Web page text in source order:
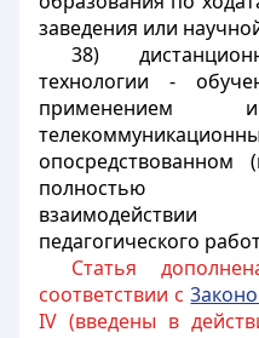
заведения или
38)
технологии -
применением
полностью
педагогического
Статья
соответствии с
IV (введены в